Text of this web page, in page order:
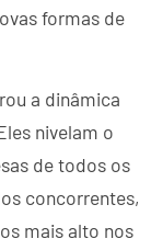
formas de
a dinâmica
nivelam o
de todos os
concorrentes,
mais alto nos